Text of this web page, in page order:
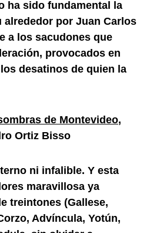
ha sido fundamental la
alrededor por Juan Carlos
a los sacudones que
provocados en
desatinos de quien la
de Montevideo,
Ortiz Bisso
ni infalible. Y esta
maravillosa ya
treintones (Gallese,
Advíncula, Yotún,